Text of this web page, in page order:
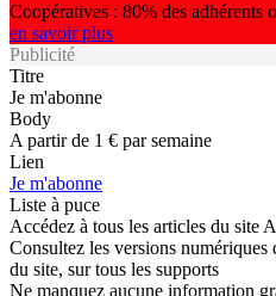
Coopératives : 80% des adhérents
en savoir plus
Publicité
Titre
Je m'abonne
Body
A partir de 1 € par semaine
Lien
Je m'abonne
Liste à puce
Accédez à tous les articles du site
Consultez les versions
du site, sur tous les supports
Ne manquez aucune information